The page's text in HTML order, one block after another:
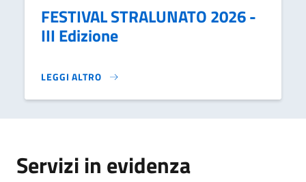
FESTIVAL STRALUNATO 2026 -
III Edizione
LEGGI ALTRO
FESTIVAL STRALUNATO 2026 - III EDIZIONE}
Servizi in evidenza